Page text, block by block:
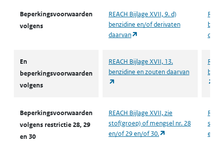
Beperkingsvoorwaarden
volgens
REACH Bijlage XVII, 9. d)
benzidine en/of derivaten
daarvan
(opent in een nieuw tabblad)
En
beperkingsvoorwaarden
volgens
REACH Bijlage XVII, 13.
benzidine en zouten daarvan
Beperkingsvoorwaarden
volgens restrictie 28, 29
en 30
REACH Bijlage XVII, zie
stof(groep) of mengsel nr. 28
en/of 29 en/of 30.
(opent in een en/